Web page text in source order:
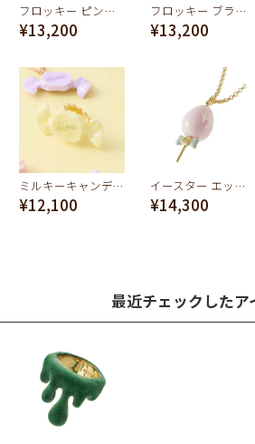
フロッキー ピンクメルトリング
¥13,200
フロッキー ブラックメルトリング
¥13,200
ミルキーキャンディー リング(レモン)
¥12,100
イースター エッグ ネックレス(ピンク)
¥14,300
最近チェックしたア